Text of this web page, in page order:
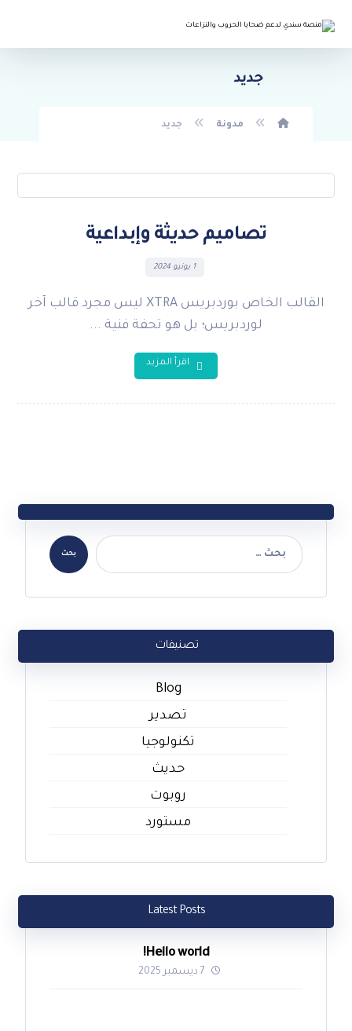
جديد
مدونة جديد
تصاميم حديثة وإبداعية
1 يونيو 2024
القالب الخاص بوردبريس XTRA ليس مجرد قالب آخر
لوردبريس؛ بل هو تحفة فنية ...
اقرأ المزيد
تصنيفات
Blog
تصدير
تكنولوجيا
حديث
روبوت
مستورد
Latest Posts
Hello world!
7 ديسمبر 2025